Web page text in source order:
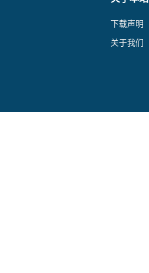
下载声明
关于我们